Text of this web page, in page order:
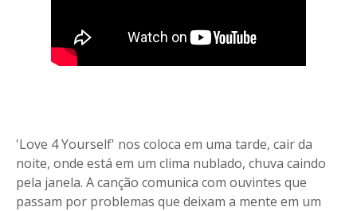
'Love 4 Yourself' nos coloca em uma tarde, cair da
noite, onde está em um clima nublado, chuva caindo
pela janela. A canção comunica com ouvintes que
passam por problemas que deixam a mente em um